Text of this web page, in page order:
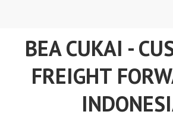
BEA CUKAI -
FREIGHT